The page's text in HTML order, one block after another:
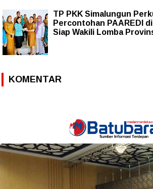
TP PKK Simalungun
Percontohan PAAREDI
Siap Wakili Lomba
KOMENTAR